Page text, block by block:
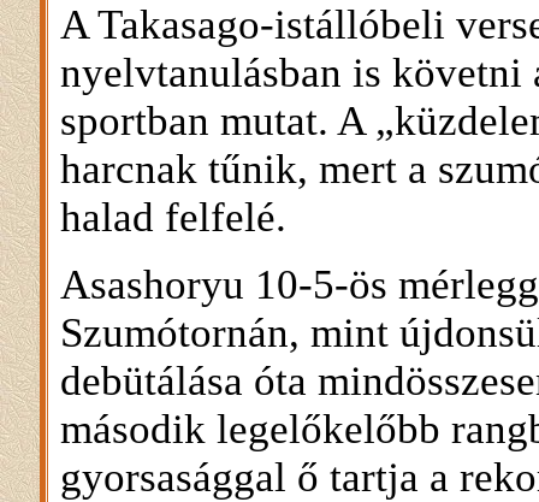
A Takasago-istállóbeli
nyelvtanulásban is követni
sportban mutat. A
harcnak tűnik, mert a
halad felfelé.
Asashoryu 10-5-ös
Szumótornán, mint
debütálása óta
második legelőkelőbb
gyorsasággal ő tartja a